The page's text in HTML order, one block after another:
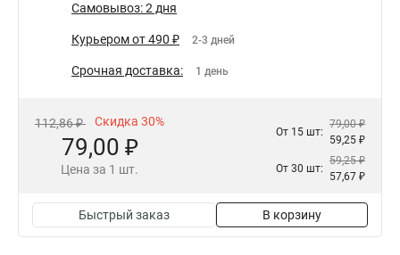
Самовывоз: 2 дня
Курьером от 490 ₽ 2-3 дней
Срочная доставка: 1 день
112,86 ₽ Скидка 30%
79,00 ₽
Цена за 1 шт.
От 15 шт:
79,00 ₽
59,25 ₽
От 30 шт:
59,25 ₽
57,67 ₽
Быстрый заказ В корзину